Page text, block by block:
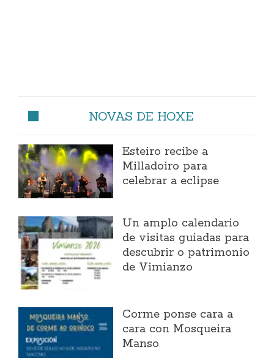
NOVAS DE HOXE
Esteiro recibe a
Milladoiro para
celebrar a eclipse
Un amplo calendario
de visitas guiadas para
descubrir o patrimonio
de Vimianzo
Corme ponse cara a
cara con Mosqueira
Manso